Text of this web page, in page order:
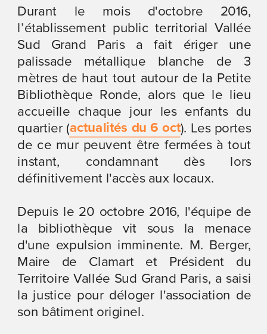
Durant le mois d'octobre 2016,
l’établissement public territorial Vallée
Sud Grand Paris a fait ériger une
palissade métallique blanche de 3
mètres de haut tout autour de la Petite
Bibliothèque Ronde, alors que le lieu
accueille chaque jour les enfants du
quartier (actualités du 6 oct). Les portes
de ce mur peuvent être fermées à tout
instant, condamnant dès lors
définitivement l'accès aux locaux.
Depuis le 20 octobre 2016, l'équipe de
la bibliothèque vit sous la menace
d'une expulsion imminente. M. Berger,
Maire de Clamart et Président du
Territoire Vallée Sud Grand Paris, a saisi
la justice pour déloger l'association de
son bâtiment originel.